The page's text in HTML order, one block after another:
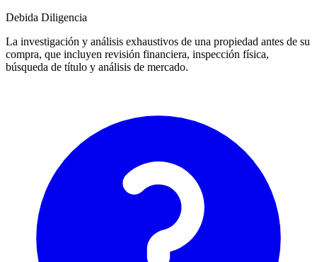
Debida Diligencia
La investigación y análisis exhaustivos de una propiedad antes de su
compra, que incluyen revisión financiera, inspección física,
búsqueda de título y análisis de mercado.